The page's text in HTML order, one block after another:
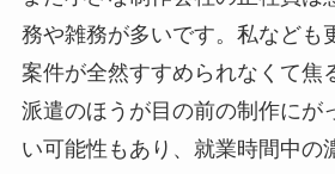
務や雑務が多いです。私なども
案件が全然すすめられなくて焦
派遣のほうが目の前の制作にが
い可能性もあり、就業時間中の